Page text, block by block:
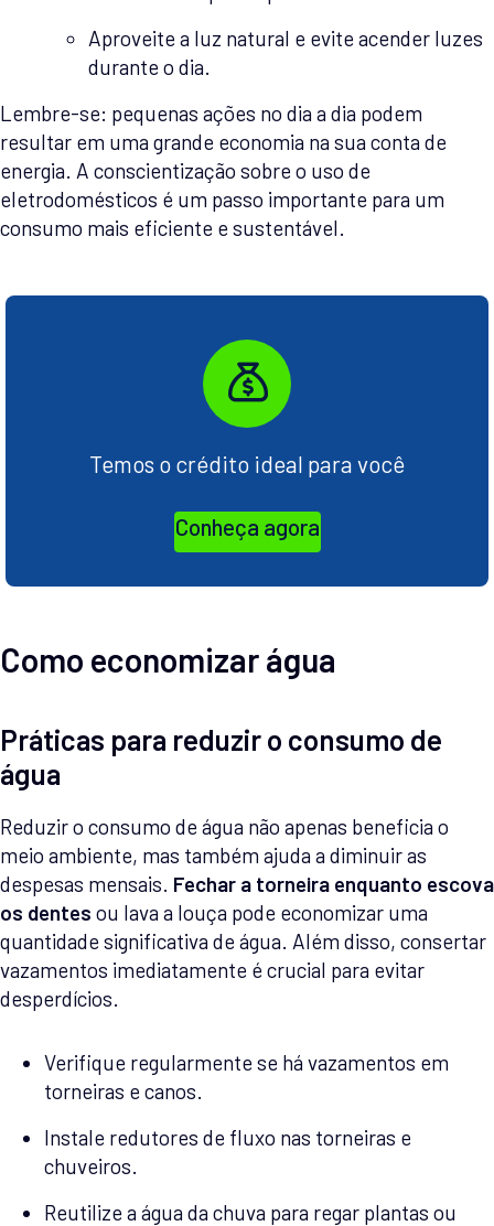
Aproveite a luz natural e evite acender luzes
durante o dia.
Lembre-se: pequenas ações no dia a dia podem
resultar em uma grande economia na sua conta de
energia. A conscientização sobre o uso de
eletrodomésticos é um passo importante para um
consumo mais eficiente e sustentável.
Temos o crédito ideal para você
Conheça agora
Como economizar água
Práticas para reduzir o consumo de
água
Reduzir o consumo de água não apenas beneficia o
meio ambiente, mas também ajuda a diminuir as
despesas mensais. Fechar a torneira enquanto escova
os dentes ou lava a louça pode economizar uma
quantidade significativa de água. Além disso, consertar
vazamentos imediatamente é crucial para evitar
desperdícios.
Verifique regularmente se há vazamentos em
torneiras e canos.
Instale redutores de fluxo nas torneiras e
chuveiros.
Reutilize a água da chuva para regar plantas ou